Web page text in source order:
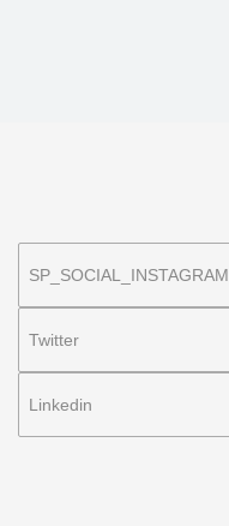
SP_SOCIAL_INSTAGRAM
Twitter
Linkedin